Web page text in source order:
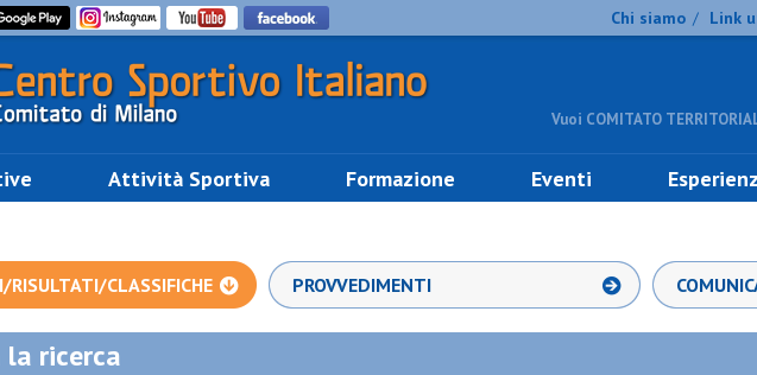
Chi siamo / Link
Vuoi COMITATO
Attività Sportiva Formazione Eventi
RISULTATI/CLASSIFICHE PROVVEDIMENTI
ricerca